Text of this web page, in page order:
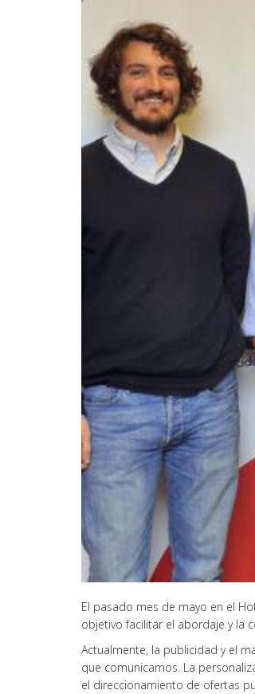
El pasado mes de mayo en el
objetivo facilitar el abordaje y la
Actualmente, la publicidad y el
que comunicamos. La
el direccionamiento de ofertas